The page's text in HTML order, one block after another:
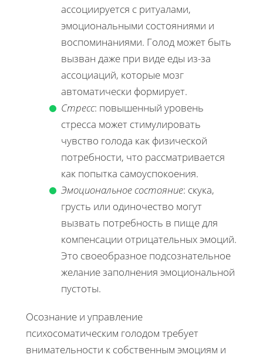
ассоциируется с ритуалами,
эмоциональными состояниями и
воспоминаниями. Голод может быть
вызван даже при виде еды из-за
ассоциаций, которые мозг
автоматически формирует.
Стресс: повышенный уровень
стресса может стимулировать
чувство голода как физической
потребности, что рассматривается
как попытка самоуспокоения.
Эмоциональное состояние: скука,
грусть или одиночество могут
вызвать потребность в пище для
компенсации отрицательных эмоций.
Это своеобразное подсознательное
желание заполнения эмоциональной
пустоты.
Осознание и управление
психосоматическим голодом требует
внимательности к собственным эмоциям и